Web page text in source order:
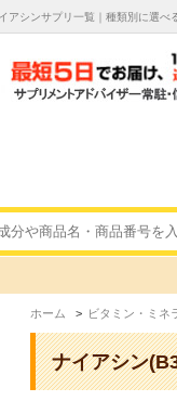
アシンサプリ一覧｜種類別に選べ
ホーム > ビタミン・ミネ
ナイアシン